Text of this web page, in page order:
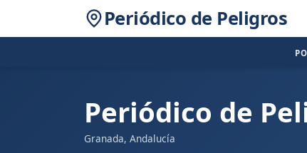
Periódico de Peligros
Periódico de
Granada, Andalucía